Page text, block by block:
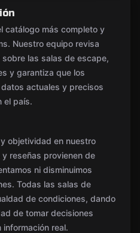
catálogo más completo y
Nuestro equipo revisa
las salas de escape,
y garantiza que los
actuales y precisos
el país.
objetividad en nuestro
reseñas provienen de
ni disminuimos
Todas las salas de
de condiciones, dando
de tomar decisiones
real.